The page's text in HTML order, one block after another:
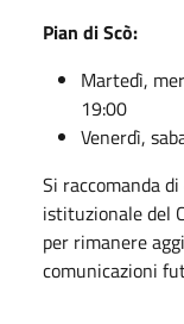
Pian di Scò:
Martedì,
19:00
Venerdì,
Si raccomanda
istituzionale del
per rimanere
comunicazioni